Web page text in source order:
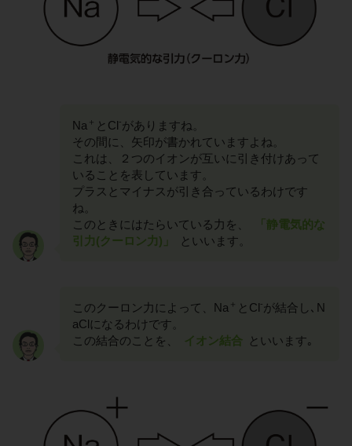
Na ＋ とCl-がありますね。
その間に、矢印が書かれていますよね。
これは、２つのイオンが互いに引き付けあって
いることを表しています。
プラスとマイナスが引き合っているわけです
ね。
このときにはたらいている力を、
「静電気的な
引力(クーロン力)」
といいます。
このクーロン力によって、Na ＋ とCl-が結合し､N
aClになるわけです。
この結合のことを、
イオン結合 といいます｡